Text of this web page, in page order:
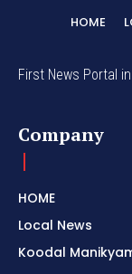
HOME
First News Portal
Company
HOME
Local News
Koodal